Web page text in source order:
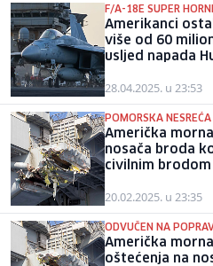
F/A-18E SUPER
Amerikanci
više od 60
usljed napada
28.04.2025. u 23:53
POMORSKA NESREĆA
Američka
nosača broda
civilnim brodom
20.02.2025. u 23:35
ODVUČEN NA
Američka
oštećenja na